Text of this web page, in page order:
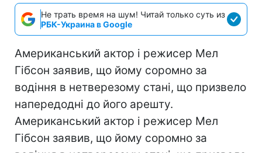
Не трать время на шум! Читай только суть из
РБК-Украина в Google
Американський актор і режисер Мел
Гібсон заявив, що йому соромно за
водіння в нетверезому стані, що призвело
напередодні до його арешту.
Американський актор і режисер Мел
Гібсон заявив, що йому соромно за